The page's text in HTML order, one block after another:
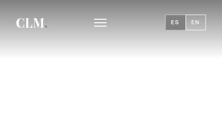
CLM. ES EN